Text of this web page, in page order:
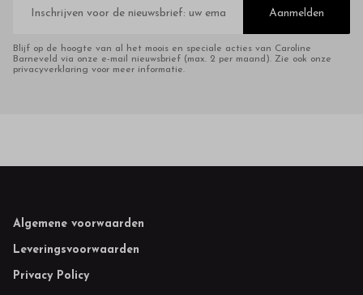
mailadres
Aanmelden
Blijf op de hoogte van al het moois en speciale acties van Caroline
Barneveld via onze e-mail nieuwsbrief (max. 2 per maand). Zie ook onze
privacyverklaring voor meer informatie.
Footer
Algemene voorwaarden
Leveringsvoorwaarden
Privacy Policy